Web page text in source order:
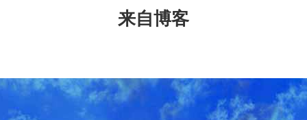
来自博客